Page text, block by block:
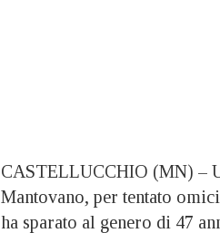
CASTELLUCCHIO (MN) –
Mantovano, per tentato
ha sparato al genero di 47